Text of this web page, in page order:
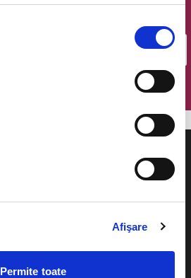
Afişare
Permite toate
Cum comand bilete?